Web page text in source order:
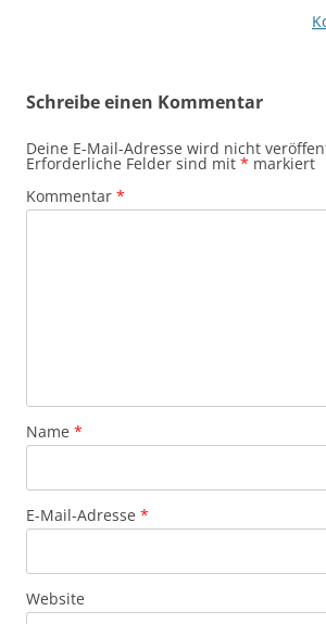
Schreibe einen Kommentar
Deine E-Mail-Adresse wird nicht
Erforderliche Felder sind mit * markiert
Kommentar *
Name *
E-Mail-Adresse *
Website